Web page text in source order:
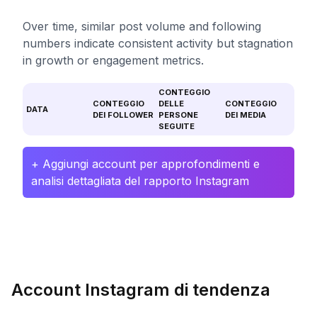
Over time, similar post volume and following
numbers indicate consistent activity but stagnation
in growth or engagement metrics.
DATA
CONTEGGIO
DEI FOLLOWER
CONTEGGIO
DELLE
PERSONE
SEGUITE
CONTEGGIO
DEI MEDIA
+ Aggiungi account per approfondimenti e
analisi dettagliata del rapporto Instagram
Account Instagram di tendenza